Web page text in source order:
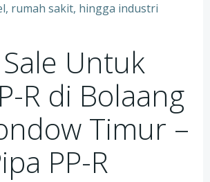
rumah sakit, hingga industri
Untuk
R di Bolaang
Timur –
PP-R